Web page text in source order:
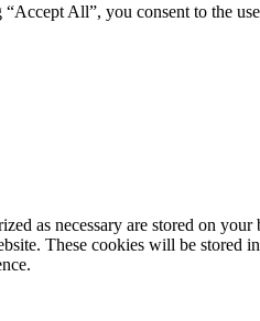
All”, you consent to the
as necessary are stored on your
These cookies will be stored